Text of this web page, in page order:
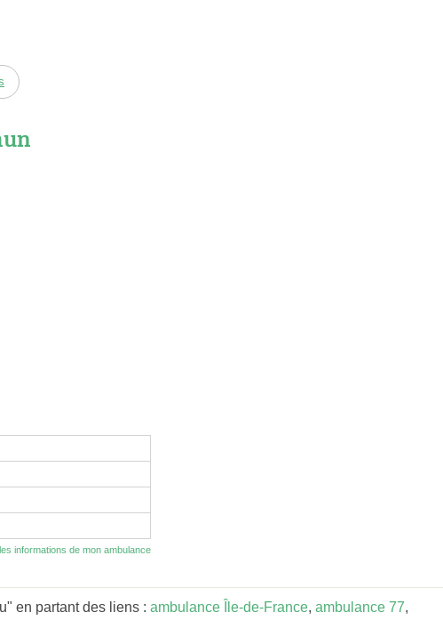
informations de mon ambulance
en partant des liens : ambulance Île-de-France, ambulance 77,